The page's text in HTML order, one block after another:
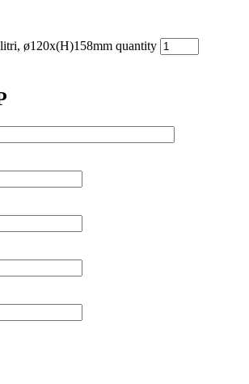
ø120x(H)158mm quantity